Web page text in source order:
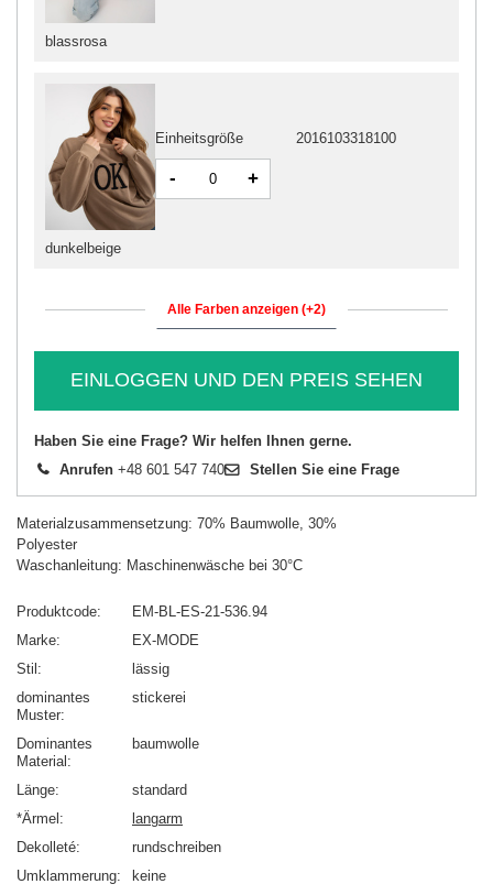
blassrosa
dunkelbeige
Einheitsgröße 2016103318100
- +
Alle Farben anzeigen (+2)
EINLOGGEN UND DEN PREIS SEHEN
Haben Sie eine Frage? Wir helfen Ihnen gerne.
Anrufen +48 601 547 740 Stellen Sie eine Frage
Materialzusammensetzung: 70% Baumwolle, 30%
Polyester
Waschanleitung: Maschinenwäsche bei 30°C
Produktcode
EM-BL-ES-21-536.94
Marke
EX-MODE
Stil
lässig
dominantes
Muster
stickerei
Dominantes
Material
baumwolle
Länge
standard
*Ärmel
langarm
Dekolleté
rundschreiben
Umklammerung
keine